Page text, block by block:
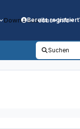
DownloadsJobs Info
Bereits
Suchen